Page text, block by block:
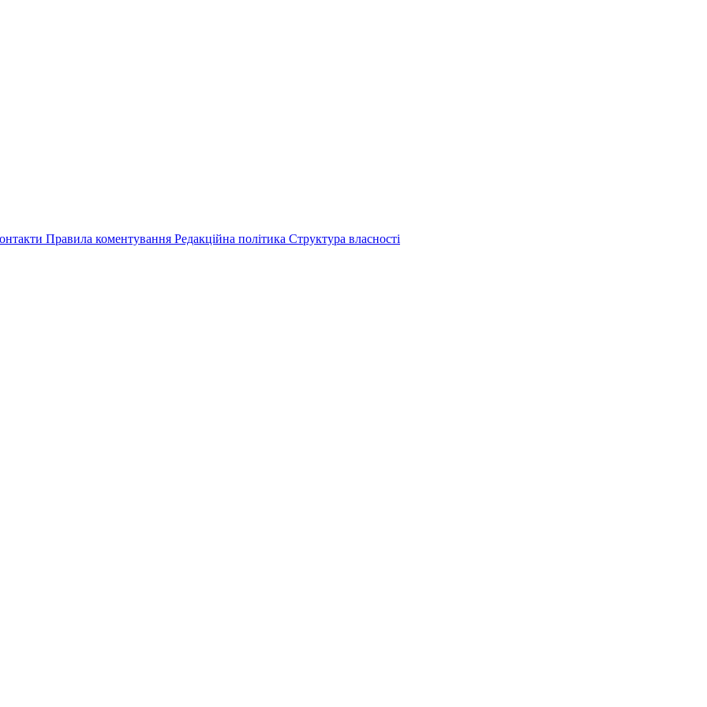
Правила коментування Редакційна політика Структура власності